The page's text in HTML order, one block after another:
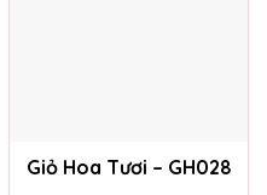
Giỏ Hoa Tươi – GH028